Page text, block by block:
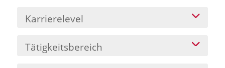
Karrierelevel
Tätigkeitsbereich